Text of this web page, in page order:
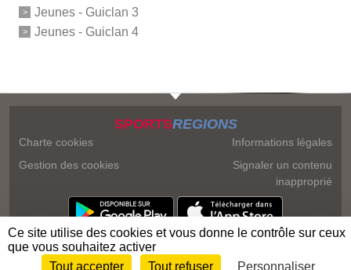
Jeunes - Guiclan 3
Jeunes - Guiclan 4
SPORTSREGIONS
Charte cookies
Gestion des cookies
Informations légales
Signaler un contenu
inapproprié
Envie de participer ?
Ce site utilise des cookies et vous donne le contrôle sur ceux
que vous souhaitez activer
Tout accepter
Tout refuser Personnaliser